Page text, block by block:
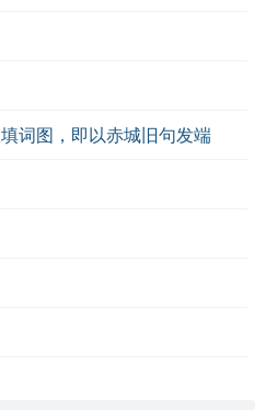
词图，即以赤城旧句发端